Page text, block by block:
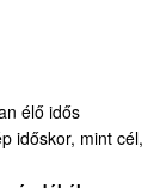
élő idős
időskor, mint cél,